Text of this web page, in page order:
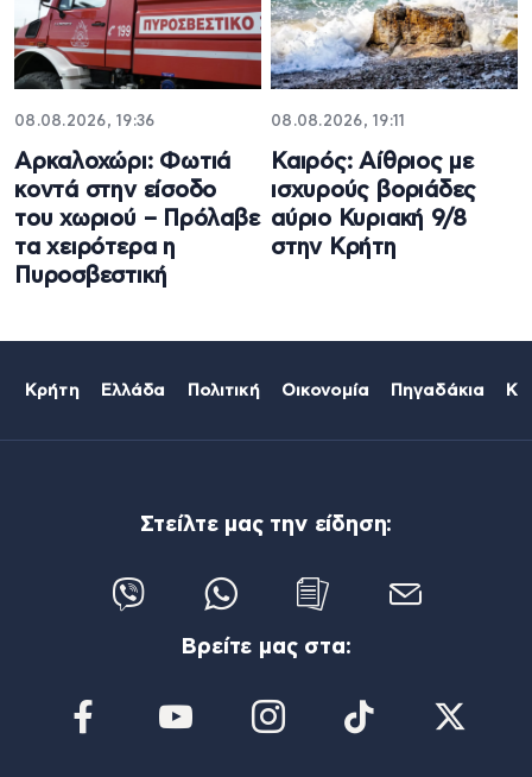
08.08.2026, 19:36
Αρκαλοχώρι: Φωτιά
κοντά στην είσοδο
του χωριού – Πρόλαβε
τα χειρότερα η
Πυροσβεστική
08.08.2026, 19:11
Καιρός: Αίθριος με
ισχυρούς βοριάδες
αύριο Κυριακή 9/8
στην Κρήτη
Κρήτη Ελλάδα Πολιτική Οικονομία Πηγαδάκια
Στείλτε μας την είδηση:
Βρείτε μας στα: